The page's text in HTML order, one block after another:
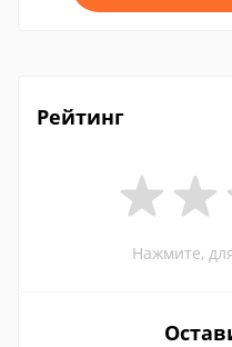
Рейтинг
Нажмите,